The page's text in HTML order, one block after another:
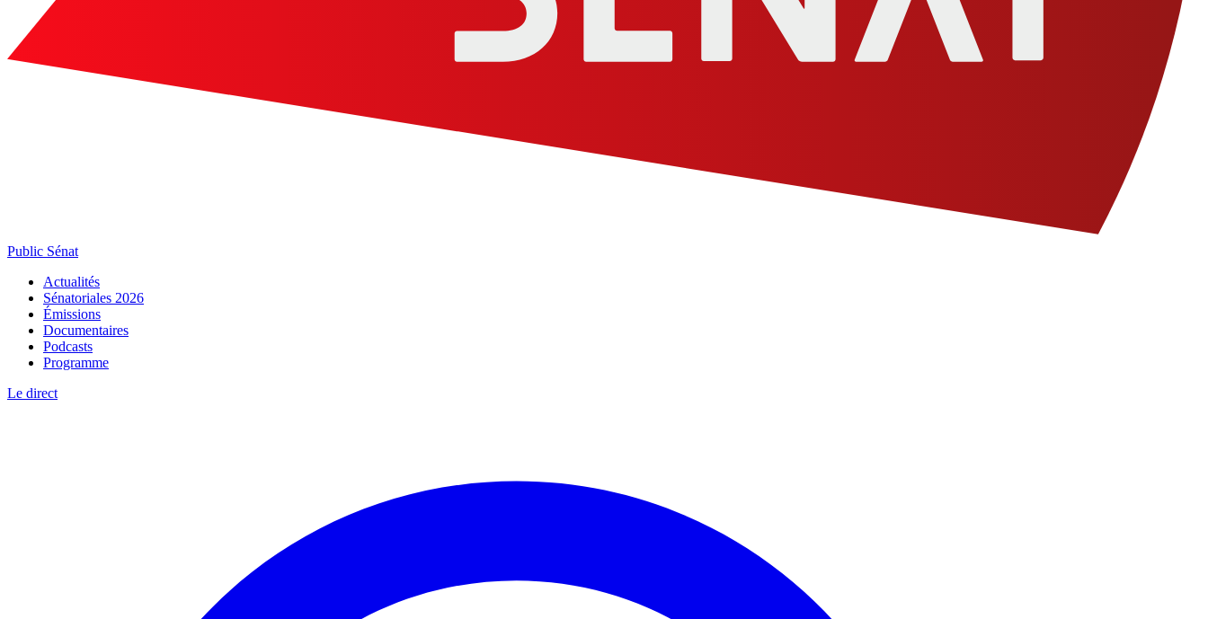
Public Sénat
Actualités
Sénatoriales 2026
Émissions
Documentaires
Podcasts
Programme
Le direct